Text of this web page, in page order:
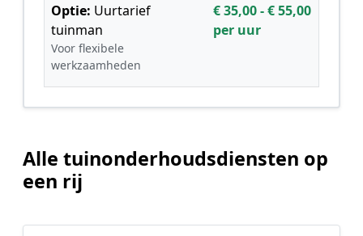
Optie: Uurtarief
tuinman
Voor flexibele
werkzaamheden
€ 35,00 - € 55,00
per uur
Alle tuinonderhoudsdiensten op
een rij